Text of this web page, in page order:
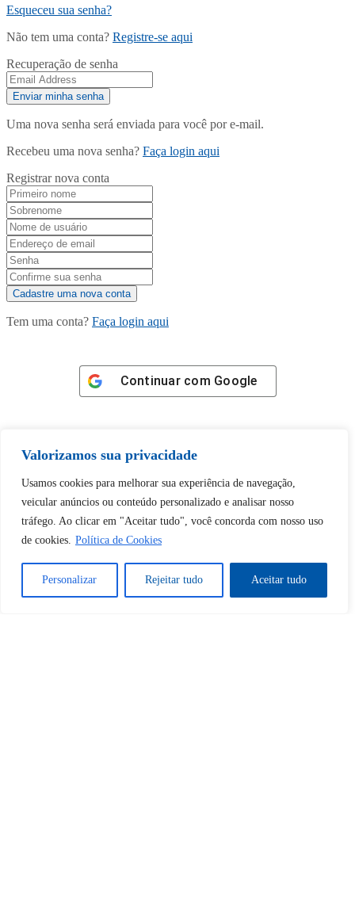
Valorizamos sua privacidade
Usamos cookies para melhorar sua experiência de navegação,
veicular anúncios ou conteúdo personalizado e analisar nosso
tráfego. Ao clicar em "Aceitar tudo", você concorda com nosso uso
de cookies. Política de Cookies
Personalizar Rejeitar tudo Aceitar tudo
Esqueceu sua senha?
Não tem uma conta? Registre-se aqui
Recuperação de senha
Uma nova senha será enviada para você por e-mail.
Recebeu uma nova senha? Faça login aqui
Registrar nova conta
Tem uma conta? Faça login aqui
Continuar com Google
Tem certeza de que deseja
desbloquear esta publicação?